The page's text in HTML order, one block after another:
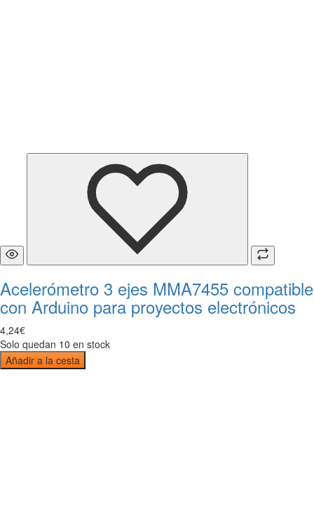
Acelerómetro 3 ejes MMA7455 compatible
con Arduino para proyectos electrónicos
4,24€
Solo quedan 10 en stock
Añadir a la cesta